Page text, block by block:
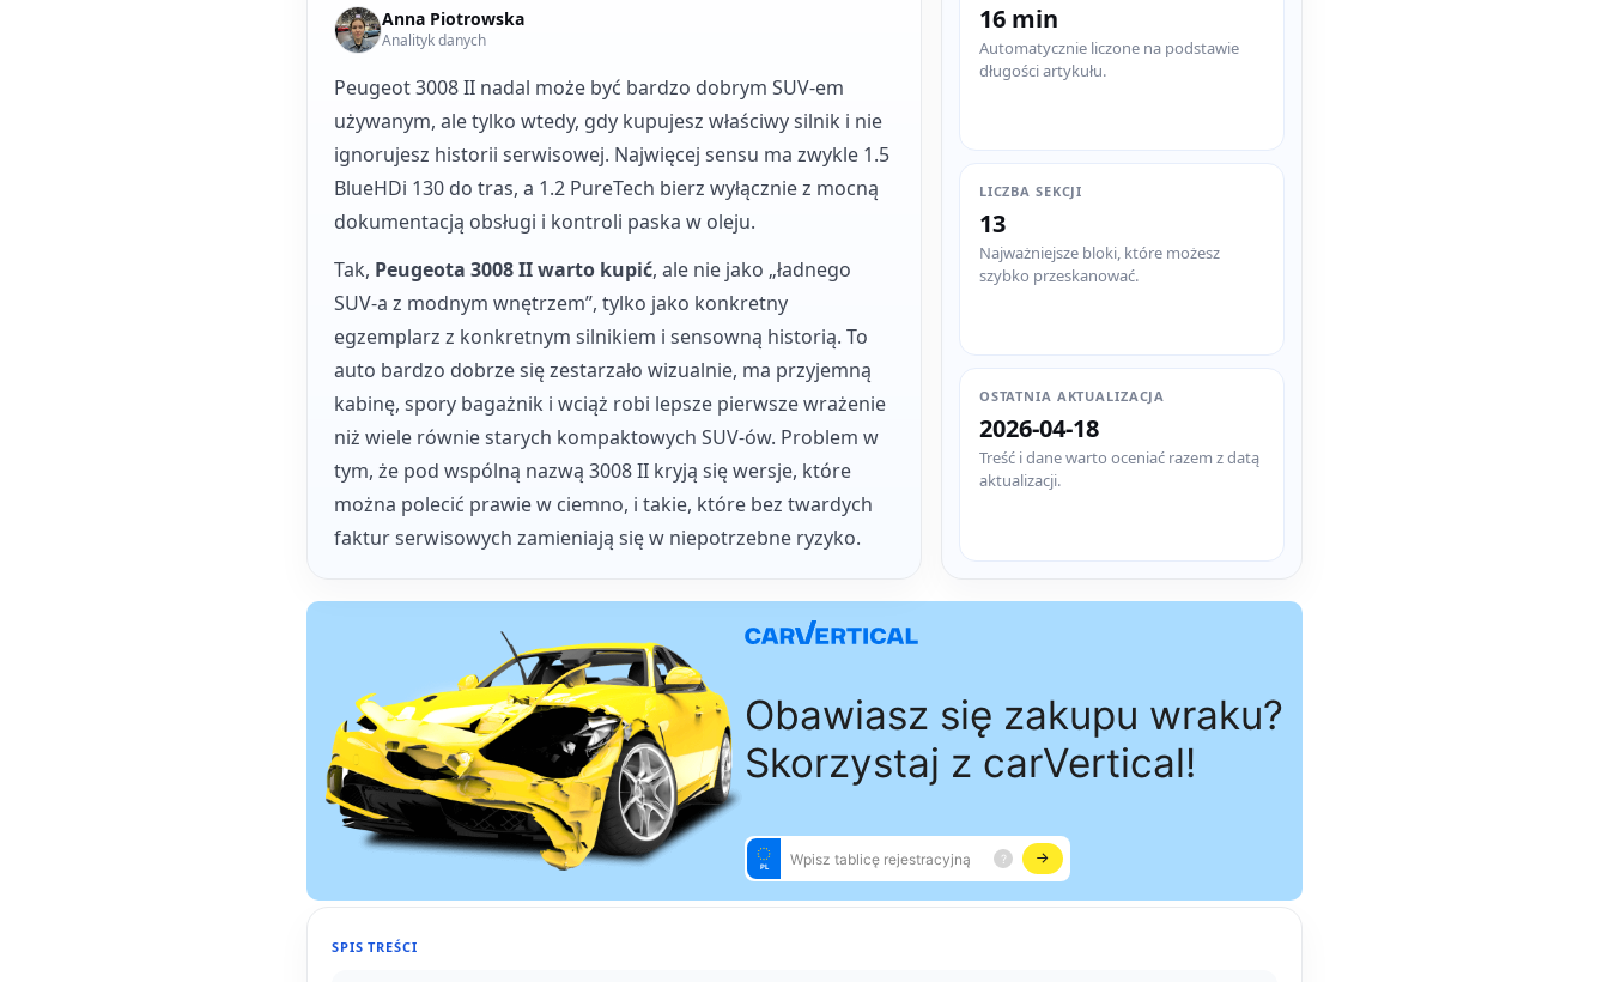
Anna Piotrowska
Analityk danych
Peugeot 3008 II nadal może być bardzo dobrym SUV-em
używanym, ale tylko wtedy, gdy kupujesz właściwy silnik i nie
ignorujesz historii serwisowej. Najwięcej sensu ma zwykle 1.5
BlueHDi 130 do tras, a 1.2 PureTech bierz wyłącznie z mocną
dokumentacją obsługi i kontroli paska w oleju.
Tak, Peugeota 3008 II warto kupić, ale nie jako „ładnego
SUV-a z modnym wnętrzem”, tylko jako konkretny
egzemplarz z konkretnym silnikiem i sensowną historią. To
auto bardzo dobrze się zestarzało wizualnie, ma przyjemną
kabinę, spory bagażnik i wciąż robi lepsze pierwsze wrażenie
niż wiele równie starych kompaktowych SUV-ów. Problem w
tym, że pod wspólną nazwą 3008 II kryją się wersje, które
można polecić prawie w ciemno, i takie, które bez twardych
faktur serwisowych zamieniają się w niepotrzebne ryzyko.
16 min
Automatycznie liczone na podstawie
długości artykułu.
LICZBA SEKCJI
13
Najważniejsze bloki, które możesz
szybko przeskanować.
OSTATNIA AKTUALIZACJA
2026-04-18
Treść i dane warto oceniać razem z datą
aktualizacji.
SPIS TREŚCI